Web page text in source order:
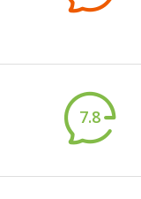
7.8